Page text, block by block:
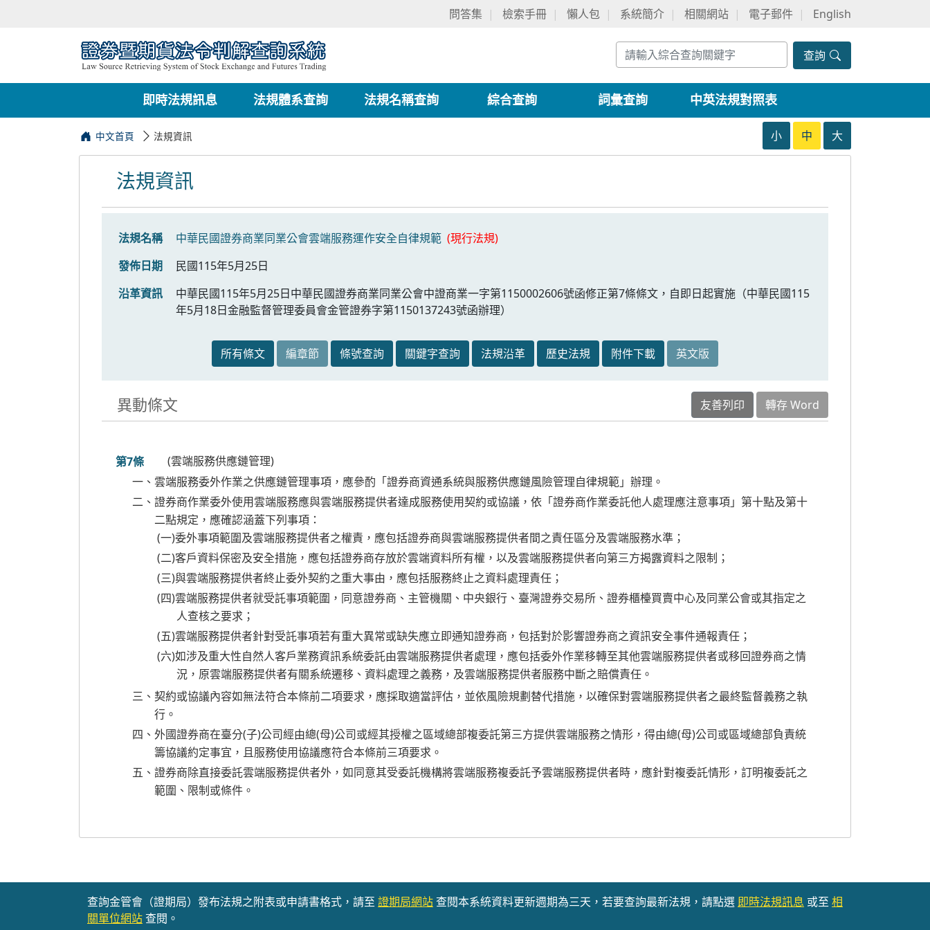
問答集 檢索手冊 懶人包 系統簡介 相關網站 電子郵件 English
查詢
即時法規訊息 法規體系查詢 法規名稱查詢 綜合查詢 詞彙查詢 中英法規對照表
中文首頁 法規資訊 小 中 大
法規資訊
法規名稱 中華民國證券商業同業公會雲端服務運作安全自律規範 (現行法規)
發佈日期
民國115年5月25日
沿革資訊
中華民國115年5月25日中華民國證券商業同業公會中證商業一字第1150002606號函修正第7條條文，自即日起實施（中華民國115
年5月18日金融監督管理委員會金管證券字第1150137243號函辦理）
所有條文 編章節 條號查詢 關鍵字查詢 法規沿革 歷史法規 附件下載 英文版
異動條文 友善列印 轉存 Word
第7條
(雲端服務供應鏈管理)
一、雲端服務委外作業之供應鏈管理事項，應參酌「證券商資通系統與服務供應鏈風險管理自律規範」辦理。
二、證券商作業委外使用雲端服務應與雲端服務提供者達成服務使用契約或協議，依「證券商作業委託他人處理應注意事項」第十點及第十
二點規定，應確認涵蓋下列事項：
(一)委外事項範圍及雲端服務提供者之權責，應包括證券商與雲端服務提供者間之責任區分及雲端服務水準；
(二)客戶資料保密及安全措施，應包括證券商存放於雲端資料所有權，以及雲端服務提供者向第三方揭露資料之限制；
(三)與雲端服務提供者終止委外契約之重大事由，應包括服務終止之資料處理責任；
(四)雲端服務提供者就受託事項範圍，同意證券商、主管機關、中央銀行、臺灣證券交易所、證券櫃檯買賣中心及同業公會或其指定之
人查核之要求；
(五)雲端服務提供者針對受託事項若有重大異常或缺失應立即通知證券商，包括對於影響證券商之資訊安全事件通報責任；
(六)如涉及重大性自然人客戶業務資訊系統委託由雲端服務提供者處理，應包括委外作業移轉至其他雲端服務提供者或移回證券商之情
況，原雲端服務提供者有關系統遷移、資料處理之義務，及雲端服務提供者服務中斷之賠償責任。
三、契約或協議內容如無法符合本條前二項要求，應採取適當評估，並依風險規劃替代措施，以確保對雲端服務提供者之最終監督義務之執
行。
四、外國證券商在臺分(子)公司經由總(母)公司或經其授權之區域總部複委託第三方提供雲端服務之情形，得由總(母)公司或區域總部負責統
籌協議約定事宜，且服務使用協議應符合本條前三項要求。
五、證券商除直接委託雲端服務提供者外，如同意其受委託機構將雲端服務複委託予雲端服務提供者時，應針對複委託情形，訂明複委託之
範圍、限制或條件。
查詢金管會（證期局）發布法規之附表或申請書格式，請至 證期局網站 查閱本系統資料更新週期為三天，若要查詢最新法規，請點選 即時法規訊息 或至 相
關單位網站 查閱。